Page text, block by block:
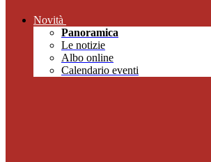
Novità
Panoramica
Le notizie
Albo online
Calendario eventi